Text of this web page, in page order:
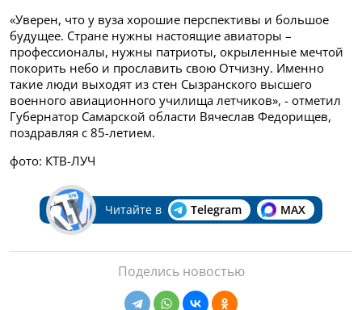
«Уверен, что у вуза хорошие перспективы и большое
будущее. Стране нужны настоящие авиаторы –
профессионалы, нужны патриоты, окрыленные мечтой
покорить небо и прославить свою Отчизну. Именно
такие люди выходят из стен Сызранского высшего
военного авиационного училища летчиков», - отметил
Губернатор Самарской области Вячеслав Федорищев,
поздравляя с 85-летием.
фото: КТВ-ЛУЧ
Читайте в Telegram MAX
Поделись новостью